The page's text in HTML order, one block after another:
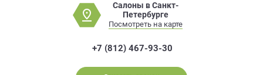
Салоны в Санкт-
Петербурге
Посмотреть на карте
+7 (812) 467-93-30